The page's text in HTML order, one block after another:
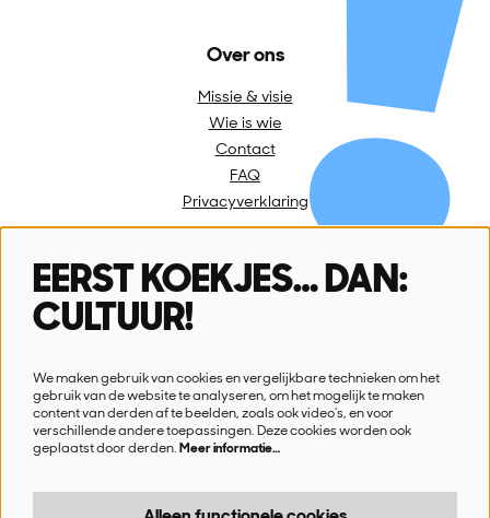
Over ons
Missie & visie
Wie is wie
Contact
FAQ
Privacyverklaring
Volg ons
Schrijf je in voor onze nieuwsbrief
Ik wil nieuws!
EERST KOEKJES… DAN:
CULTUUR!
We maken gebruik van cookies en vergelijkbare technieken om het
gebruik van de website te analyseren, om het mogelijk te maken
content van derden af te beelden, zoals ook video’s, en voor
verschillende andere toepassingen. Deze cookies worden ook
geplaatst door derden.Meer informatie…